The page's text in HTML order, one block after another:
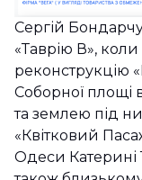
Сергій
«Таврію В»,
реконструкцію
Соборної площі
та землею під
«Квітковий
Одеси Катерині